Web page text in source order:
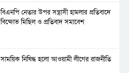
বিএনপি নেতার উপর সন্ত্রাসী হামলার প্রতিবাদে
বিক্ষোভ মিছিল ও প্রতিবাদ সমাবেশ
সাময়িক নিষিদ্ধ হলো আওয়ামী লীগের রাজনীতি